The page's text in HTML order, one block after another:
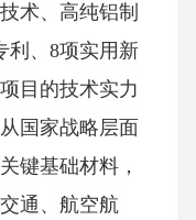
术、高纯铝制
利、8项实用新
目的技术实力
国家战略层面
键基础材料，
通、航空航